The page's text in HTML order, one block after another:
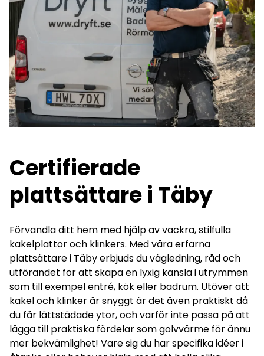
Certifierade
plattsättare i Täby
Förvandla ditt hem med hjälp av vackra, stilfulla
kakelplattor och klinkers. Med våra erfarna
plattsättare i Täby erbjuds du vägledning, råd och
utförandet för att skapa en lyxig känsla i utrymmen
som till exempel entré, kök eller badrum. Utöver att
kakel och klinker är snyggt är det även praktiskt då
du får lättstädade ytor, och varför inte passa på att
lägga till praktiska fördelar som golvvärme för ännu
mer bekvämlighet! Vare sig du har specifika idéer i